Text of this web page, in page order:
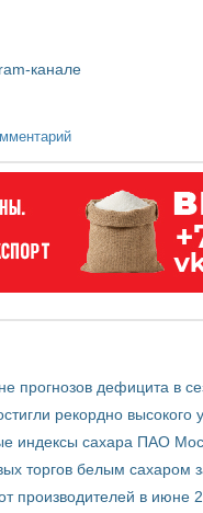
канале
прогнозов дефицита в
рекордно высокого
индексы сахара ПАО
торгов белым сахаром
производителей в июне